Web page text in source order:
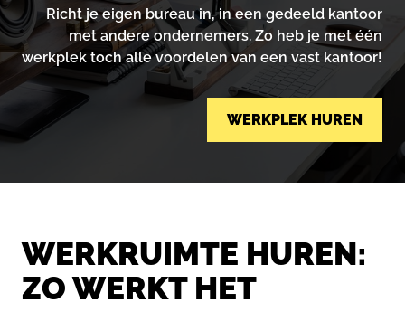
Richt je eigen bureau in, in een gedeeld kantoor
met andere ondernemers. Zo heb je met één
werkplek toch alle voordelen van een vast kantoor!
WERKPLEK HUREN
WERKRUIMTE HUREN:
ZO WERKT HET